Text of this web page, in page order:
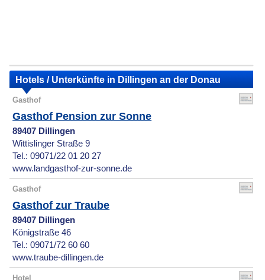
Hotels / Unterkünfte in Dillingen an der Donau
Gasthof
Gasthof Pension zur Sonne
89407 Dillingen
Wittislinger Straße 9
Tel.: 09071/22 01 20 27
www.landgasthof-zur-sonne.de
Gasthof
Gasthof zur Traube
89407 Dillingen
Königstraße 46
Tel.: 09071/72 60 60
www.traube-dillingen.de
Hotel